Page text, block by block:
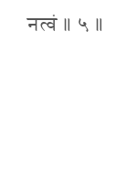
नत्वं ॥ ५ ॥